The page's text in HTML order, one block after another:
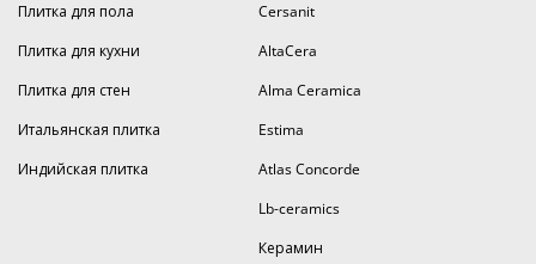
Плитка для пола
Плитка для кухни
Плитка для стен
Итальянская плитка
Индийская плитка
Cersanit
AltaCera
Alma Ceramica
Estima
Atlas Concorde
Lb-ceramics
Керамин